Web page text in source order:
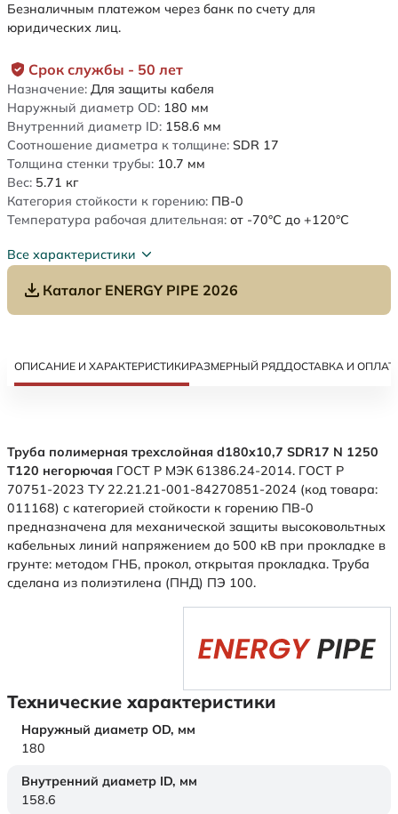
Срок службы - 50 лет
Назначение: Для защиты кабеля
Наружный диаметр OD: 180 мм
Внутренний диаметр ID: 158.6 мм
Соотношение диаметра к толщине: SDR 17
Толщина стенки трубы: 10.7 мм
Вес: 5.71 кг
Категория стойкости к горению: ПВ-0
Температура рабочая длительная: от -70°C до +120°C
Все характеристики
Каталог ENERGY PIPE 2026
Безналичным платежом через банк по счету для
юридических лиц.
ОПИСАНИЕ И ХАРАКТЕРИСТИКИРАЗМЕРНЫЙ РЯДДОСТАВКА И
Труба полимерная трехслойная d180x10,7 SDR17 N 1250
Т120 негорючая ГОСТ Р МЭК 61386.24-2014. ГОСТ Р
70751-2023 ТУ 22.21.21-001-84270851-2024 (код товара:
011168) с категорией стойкости к горению ПВ-0
предназначена для механической защиты высоковольтных
кабельных линий напряжением до 500 кВ при прокладке в
грунте: методом ГНБ, прокол, открытая прокладка. Труба
сделана из полиэтилена (ПНД) ПЭ 100.
Технические характеристики
Наружный диаметр OD, мм
180
Внутренний диаметр ID, мм
158.6